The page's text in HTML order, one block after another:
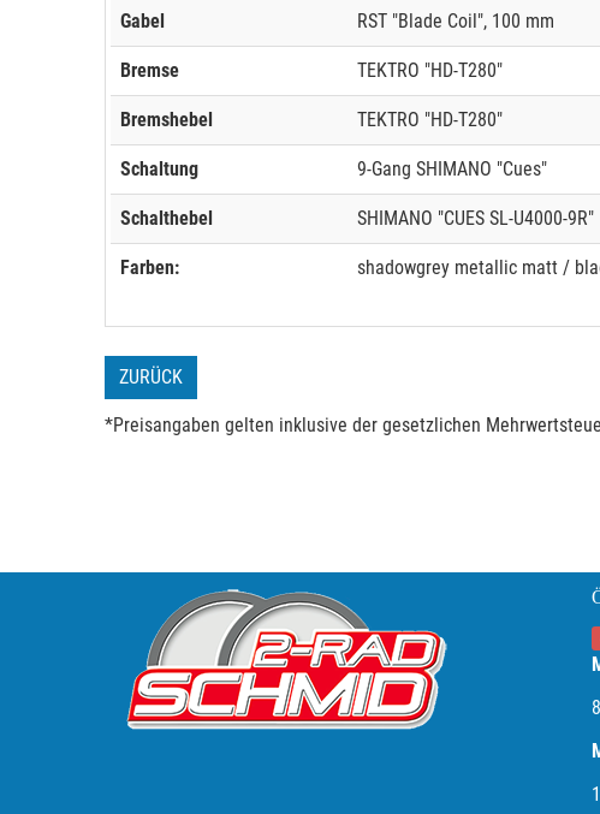
Gabel RST "Blade Coil", 100 mm
Bremse TEKTRO "HD-T280"
Bremshebel TEKTRO "HD-T280"
Schaltung 9-Gang SHIMANO "Cues"
Schalthebel SHIMANO "CUES SL-U4000-9R"
Farben: shadowgrey metallic matt /
ZURÜCK
*Preisangaben gelten inklusive der gesetzlichen